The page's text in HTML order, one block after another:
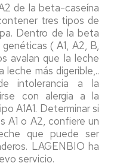
de la beta-caseína
tres tipos de
Dentro de la beta
( A1, A2, B,
avalan que la leche
más digerible,..
intolerancia a la
con alergia a la
A1A1. Determinar si
A1 o A2, confiere un
que puede ser
LAGENBIO ha
servicio.